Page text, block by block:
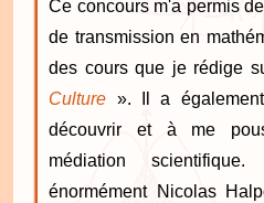
Ce concours m'a permis
de transmission en
des cours que je rédige
Culture ». Il a
découvrir et à me
médiation
énormément Nicolas